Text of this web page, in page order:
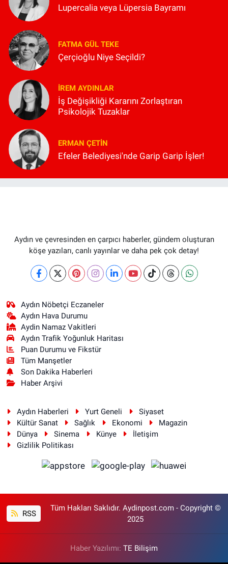
Lupercalia veya Lüpersia Bayramı
FATMA GÜL TEKE
Çerçioğlu Niye Seçildi?
İREM AYDINLAR
İş Değişikliği Kararını Zorlaştıran
Psikolojik Tuzaklar
ERMAN ÇETIN
Efeler Belediyesi'nde Garip Garip İşler!
Aydın ve çevresinden en çarpıcı haberler, gündem oluşturan
köşe yazıları, canlı yayınlar ve daha pek çok detay!
Aydın Nöbetçi Eczaneler
Aydın Hava Durumu
Aydin Namaz Vakitleri
Aydın Trafik Yoğunluk Haritası
Puan Durumu ve Fikstür
Tüm Manşetler
Son Dakika Haberleri
Haber Arşivi
Aydın Haberleri Yurt Geneli
Siyaset
Kültür Sanat
Sağlık Ekonomi
Magazin
Dünya
Sinema Künye
İletişim
Gizlilik Politikası
RSS
Tüm Hakları Saklıdır. Aydinpost.com - Copyright ©
2025
Haber Yazılımı: TE Bilişim